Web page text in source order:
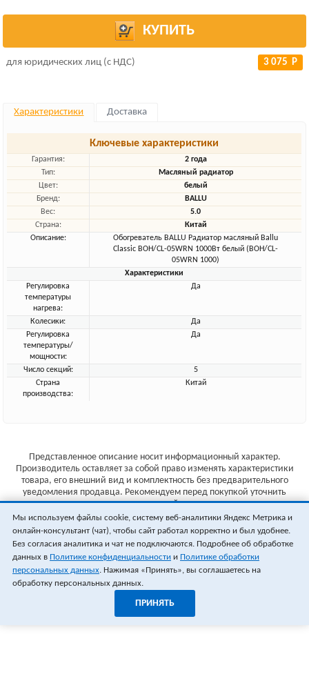
КУПИТЬ
для юридических лиц (с НДС) 3 075 Р
Характеристики Доставка
Ключевые характеристики
Гарантия:
2 года
Тип:
Масляный радиатор
Цвет:
белый
Бренд:
BALLU
Вес:
5.0
Страна:
Китай
Описание:
Обогреватель BALLU Радиатор масляный Ballu
Classic BOH/CL-05WRN 1000Вт белый (BOH/CL-
05WRN 1000)
Характеристики
Регулировка
температуры
нагрева:
Да
Колесики:
Да
Регулировка
температуры/
мощности:
Да
Число секций:
5
Страна
производства:
Китай
Представленное описание носит информационный характер.
Производитель оставляет за собой право изменять характеристики
товара, его внешний вид и комплектность без предварительного
уведомления продавца. Рекомендуем перед покупкой уточнить
характеристики товара на сайте производителя.
Указанные цены не являются публичной офертой (ст.435 ГК РФ).
Стоимость и наличие товара уточняйте у менеджера.
Мы используем файлы cookie, систему веб-аналитики Яндекс Метрика и
онлайн-консультант (чат), чтобы сайт работал корректно и был удобнее.
Без согласия аналитика и чат не подключаются. Подробнее об обработке
данных в Политике конфиденциальности и Политике обработки
персональных данных. Нажимая «Принять», вы соглашаетесь на
обработку персональных данных.
ПРИНЯТЬ